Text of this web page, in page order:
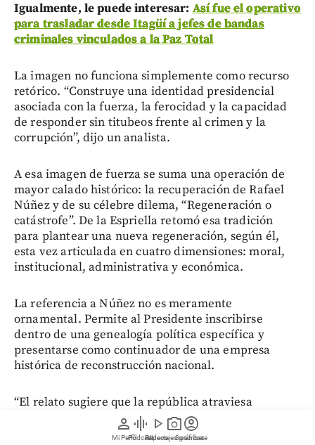
person
Mi Perfil
graphic_eq
Pódcast
play_arrow
Videos
photo_camera
Reportajes gráficos
account_circle
Suscríbete
Igualmente, le puede interesar:Así fue el operativo
para trasladar desde Itagüí a jefes de bandas
criminales vinculados a la Paz Total
La imagen no funciona simplemente como recurso
retórico. “Construye una identidad presidencial
asociada con la fuerza, la ferocidad y la capacidad
de responder sin titubeos frente al crimen y la
corrupción”, dijo un analista.
A esa imagen de fuerza se suma una operación de
mayor calado histórico: la recuperación de Rafael
Núñez y de su célebre dilema, “Regeneración o
catástrofe”. De la Espriella retomó esa tradición
para plantear una nueva regeneración, según él,
esta vez articulada en cuatro dimensiones: moral,
institucional, administrativa y económica.
La referencia a Núñez no es meramente
ornamental. Permite al Presidente inscribirse
dentro de una genealogía política específica y
presentarse como continuador de una empresa
histórica de reconstrucción nacional.
“El relato sugiere que la república atraviesa
nuevamente un momento de deterioro que exige
autoridad, disciplina y transformación institucional.